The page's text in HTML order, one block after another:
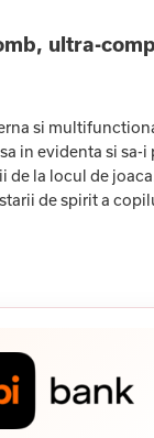
ultra-
si
in evidenta si
la locul de
de spirit a